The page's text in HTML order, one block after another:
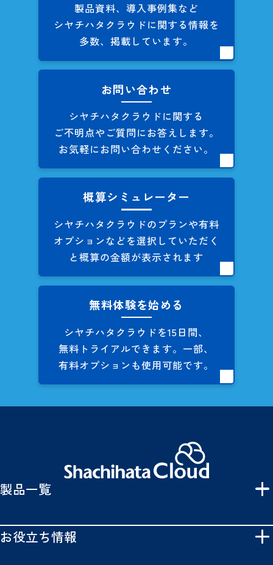
製品資料、導入事例集など
シヤチハタクラウドに関する情報を
多数、掲載しています。
お問い合わせ
シヤチハタクラウドに関する
ご不明点やご質問にお答えします。
お気軽にお問い合わせください。
概算シミュレーター
シヤチハタクラウドのプランや有料
オプションなどを選択していただく
と概算の金額が表示されます
無料体験を始める
シヤチハタクラウドを15日間、
無料トライアルできます。 一部、
有料オプションも使用可能です。
製品一覧
お役立ち情報